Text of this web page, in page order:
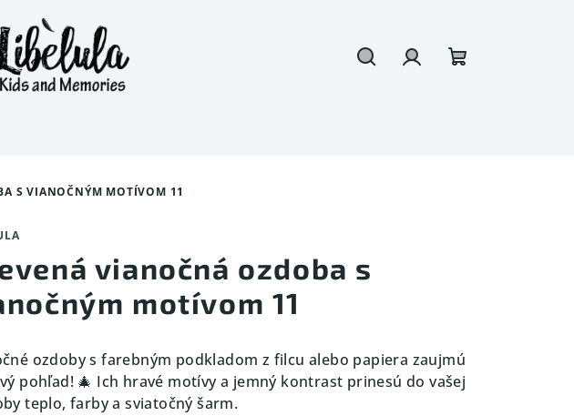
S VIANOČNÝM MOTÍVOM 11
vianočná ozdoba s
motívom 11
ozdoby s farebným podkladom z filcu alebo papiera zaujmú
pohľad! 🎄 Ich hravé motívy a jemný kontrast prinesú do vašej
teplo, farby a sviatočný šarm.